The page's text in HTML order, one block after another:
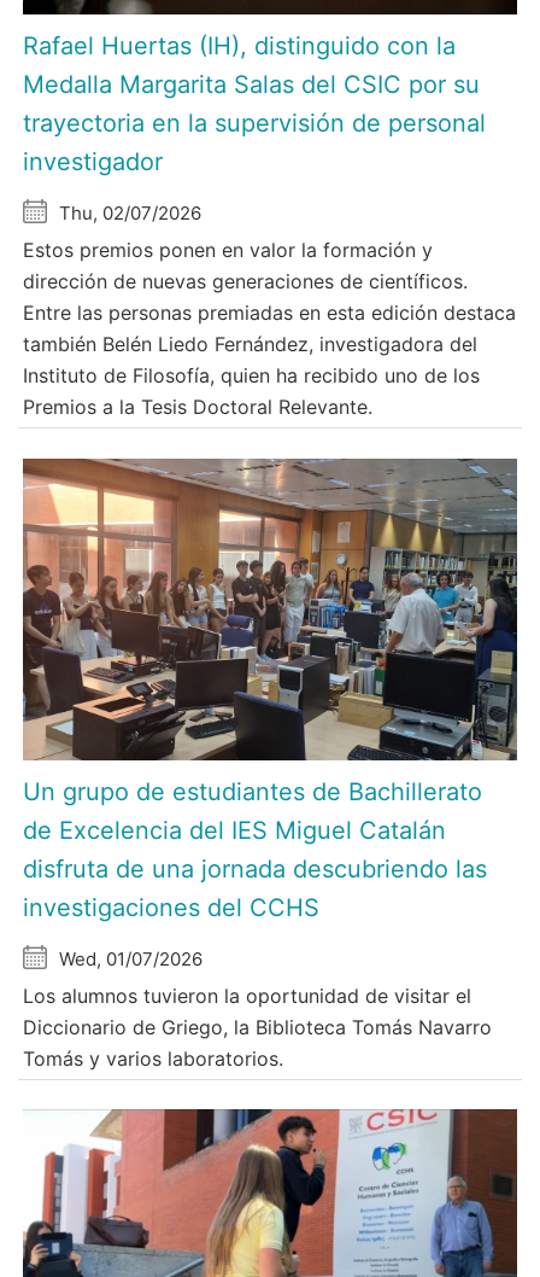
Rafael Huertas (IH), distinguido con la
Medalla Margarita Salas del CSIC por su
trayectoria en la supervisión de personal
investigador
Thu, 02/07/2026
Estos premios ponen en valor la formación y
dirección de nuevas generaciones de científicos.
Entre las personas premiadas en esta edición destaca
también Belén Liedo Fernández, investigadora del
Instituto de Filosofía, quien ha recibido uno de los
Premios a la Tesis Doctoral Relevante.
Un grupo de estudiantes de Bachillerato
de Excelencia del IES Miguel Catalán
disfruta de una jornada descubriendo las
investigaciones del CCHS
Wed, 01/07/2026
Los alumnos tuvieron la oportunidad de visitar el
Diccionario de Griego, la Biblioteca Tomás Navarro
Tomás y varios laboratorios.